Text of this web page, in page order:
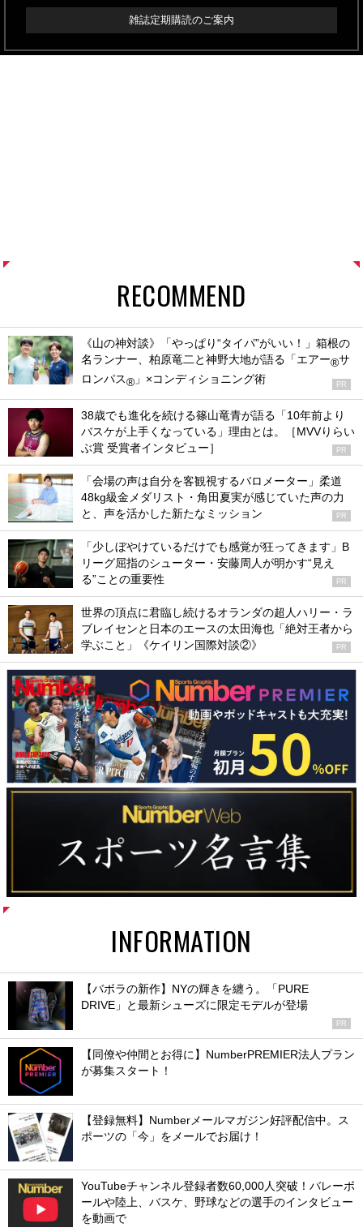
雑誌定期購読のご案内
RECOMMEND
《山の神対談》「やっぱり“タイパ”がいい！」箱根の
名ランナー、柏原竜二と神野大地が語る「エアー®サ
ロンパス® 」×コンディショニング術 PR
38歳でも進化を続ける篠山竜青が語る「10年前より
バスケが上手くなっている」理由とは。［MVVりらい
ぶ賞 受賞者インタビュー］
PR
「会場の声は自分を客観視するバロメーター」柔道
48kg級金メダリスト・角田夏実が感じていた声の力
と、声を活かした新たなミッション
PR
「少しぼやけているだけでも感覚が狂ってきます」B
リーグ屈指のシューター・安藤周人が明かす“見え
る”ことの重要性
PR
世界の頂点に君臨し続けるオランダの超人ハリー・ラ
ブレイセンと日本のエースの太田海也「絶対王者から
学ぶこと」《ケイリン国際対談②》
PR
INFORMATION
【バボラの新作】NYの輝きを纏う。「PURE
DRIVE」と最新シューズに限定モデルが登場
PR
【同僚や仲間とお得に】NumberPREMIER法人プラン
が募集スタート！
【登録無料】Numberメールマガジン好評配信中。ス
ポーツの「今」をメールでお届け！
YouTubeチャンネル登録者数60,000人突破！バレーボ
ールや陸上、バスケ、野球などの選手のインタビュー
を動画で